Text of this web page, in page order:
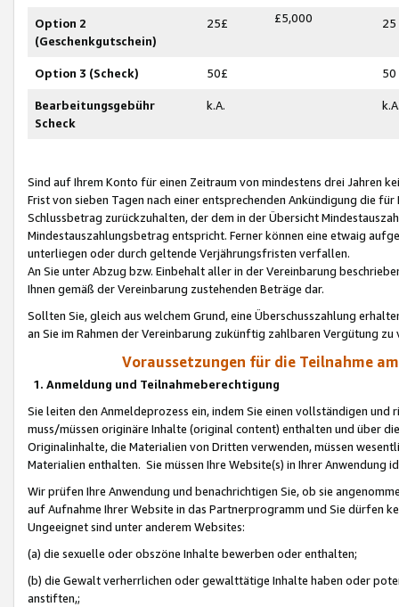
Option 2
(Geschenkgutschein)
25£ £5,000 25
Option 3 (Scheck) 50£ 50
Bearbeitungsgebühr
Scheck
k.A.
Sind auf Ihrem Konto für einen Zeitraum von mindestens drei Jahren
Frist von sieben Tagen nach einer entsprechenden Ankündigung die
Schlussbetrag zurückzuhalten, der dem in der Übersicht
Mindestauszahlungsbetrag entspricht. Ferner können eine etwaig
unterliegen oder durch geltende Verjährungsfristen verfallen.
An Sie unter Abzug bzw. Einbehalt aller in der Vereinbarung
Ihnen gemäß der Vereinbarung zustehenden Beträge dar.
Sollten Sie, gleich aus welchem Grund, eine Überschusszahlung
an Sie im Rahmen der Vereinbarung zukünftig zahlbaren Vergütung zu
Voraussetzungen für die Teilnahme
1. Anmeldung und Teilnahmeberechtigung
Sie leiten den Anmeldeprozess ein, indem Sie einen vollständigen
muss/müssen originäre Inhalte (original content) enthalten und über
Originalinhalte, die Materialien von Dritten verwenden, müssen
Materialien enthalten. Sie müssen Ihre Website(s) in Ihrer Anwendung
Wir prüfen Ihre Anwendung und benachrichtigen Sie, ob sie
auf Aufnahme Ihrer Website in das Partnerprogramm und Sie dürfen
Ungeeignet sind unter anderem Websites:
(a) die sexuelle oder obszöne Inhalte bewerben oder enthalten;
(b) die Gewalt verherrlichen oder gewalttätige Inhalte haben oder
anstiften,;